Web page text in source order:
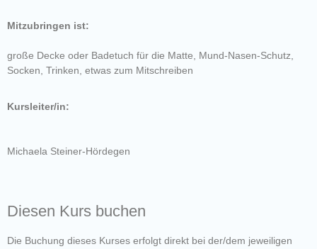
Mitzubringen ist:
große Decke oder Badetuch für die Matte, Mund-Nasen-Schutz,
Socken, Trinken, etwas zum Mitschreiben
Kursleiter/in:
Michaela Steiner-Hördegen
Diesen Kurs buchen
Die Buchung dieses Kurses erfolgt direkt bei der/dem jeweiligen